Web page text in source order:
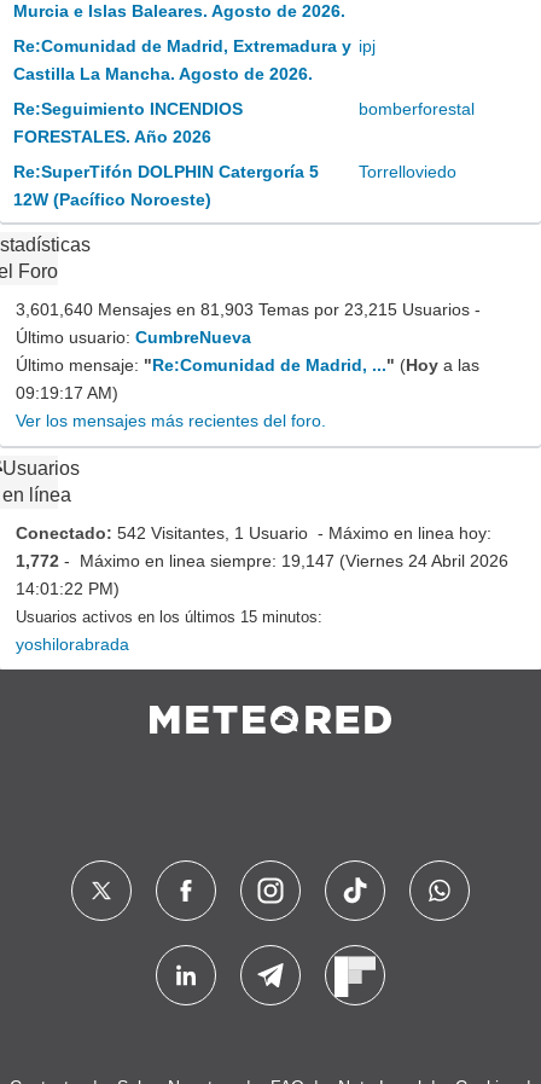
Murcia e Islas Baleares. Agosto de 2026.
Re:Comunidad de Madrid, Extremadura y
Castilla La Mancha. Agosto de 2026.
ipj
Re:Seguimiento INCENDIOS
FORESTALES. Año 2026
bomberforestal
Re:SuperTifón DOLPHIN Catergoría 5
12W (Pacífico Noroeste)
Torrelloviedo
Foro
3,601,640 Mensajes en 81,903 Temas por 23,215 Usuarios -
Último usuario: CumbreNueva
Último mensaje: "Re:Comunidad de Madrid, ..." (Hoy a las
09:19:17 AM)
Ver los mensajes más recientes del foro.
Usuarios
en línea
Conectado: 542 Visitantes, 1 Usuario - Máximo en linea hoy:
1,772 - Máximo en linea siempre: 19,147 (Viernes 24 Abril 2026
14:01:22 PM)
Usuarios activos en los últimos 15 minutos:
yoshilorabrada